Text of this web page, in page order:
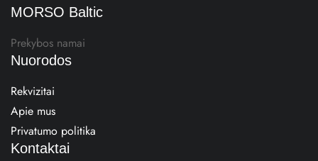
MORSO Baltic
Prekybos namai
Nuorodos
Rekvizitai
Apie mus
Privatumo politika
Kontaktai